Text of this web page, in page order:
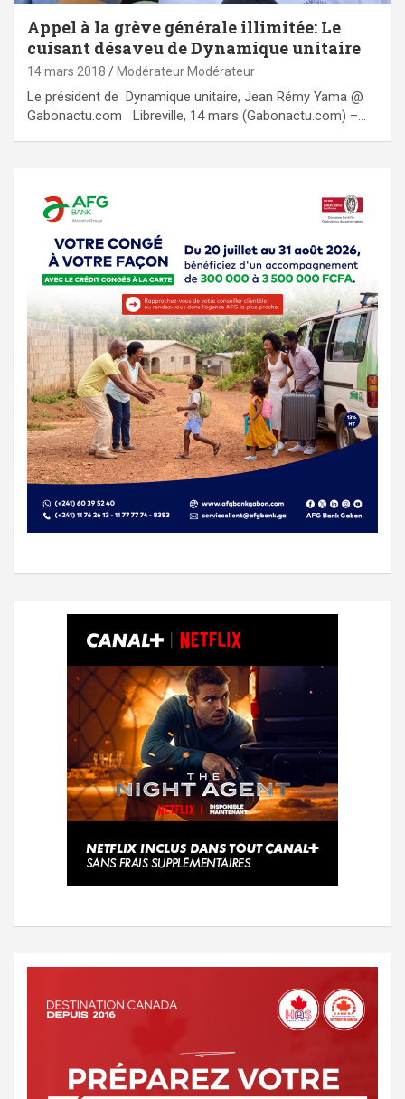
Appel à la grève générale illimitée: Le
cuisant désaveu de Dynamique unitaire
14 mars 2018 Modérateur Modérateur
Le président de Dynamique unitaire, Jean Rémy Yama @
Gabonactu.com Libreville, 14 mars (Gabonactu.com) –…